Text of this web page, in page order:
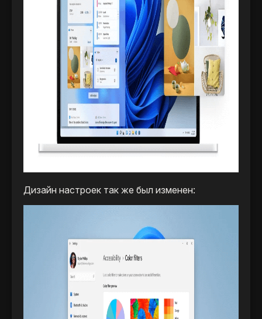
Дизайн настроек так же был изменен: